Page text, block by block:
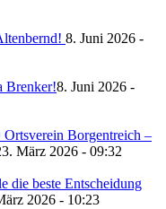
8. Juni 2026 -
Brenker!8. Juni 2026 -
Borgentreich –
März 2026 - 09:32
die beste Entscheidung
2026 - 10:23